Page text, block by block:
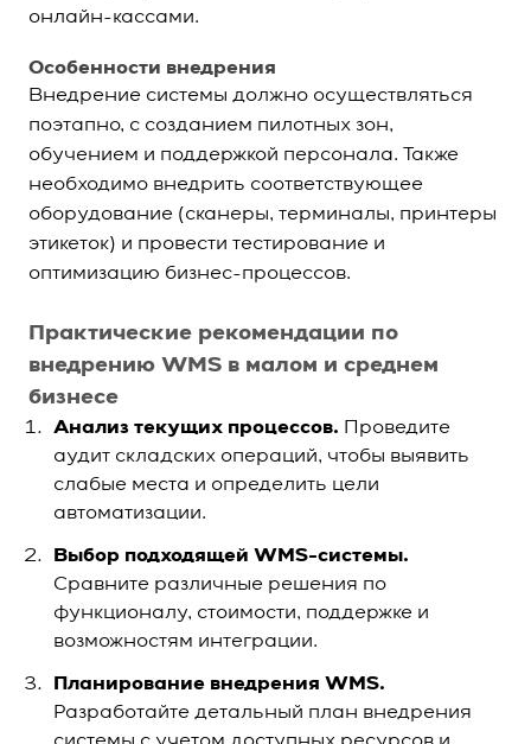
онлайн-кассами.
Особенности внедрения
Внедрение системы должно осуществляться
поэтапно, с созданием пилотных зон,
обучением и поддержкой персонала. Также
необходимо внедрить соответствующее
оборудование (сканеры, терминалы, принтеры
этикеток) и провести тестирование и
оптимизацию бизнес-процессов.
Практические рекомендации по
внедрению WMS в малом и среднем
бизнесе
Анализ текущих процессов. Проведите
аудит складских операций, чтобы выявить
слабые места и определить цели
автоматизации.
Выбор подходящей WMS-системы.
Сравните различные решения по
функционалу, стоимости, поддержке и
возможностям интеграции.
Планирование внедрения WMS.
Разработайте детальный план внедрения